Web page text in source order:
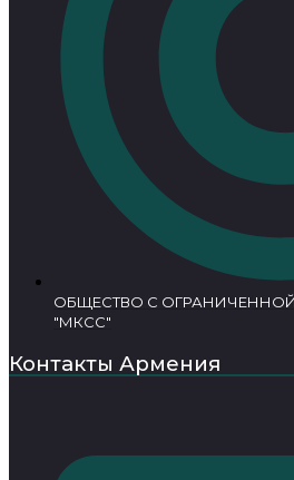
ОБЩЕСТВО С
"МКСС"
Контакты Армения